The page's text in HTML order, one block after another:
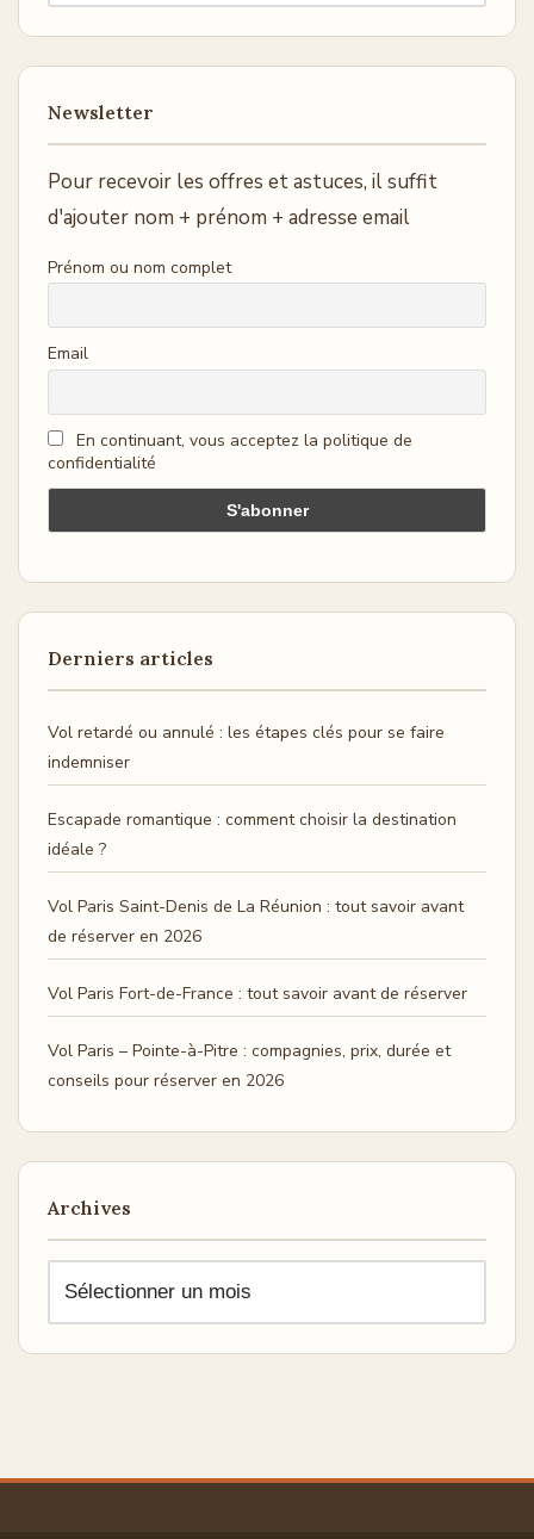
Newsletter
Pour recevoir les offres et astuces, il suffit
d'ajouter nom + prénom + adresse email
Prénom ou nom complet
Email
En continuant, vous acceptez la politique de
confidentialité
Derniers articles
Vol retardé ou annulé : les étapes clés pour se faire
indemniser
Escapade romantique : comment choisir la destination
idéale ?
Vol Paris Saint-Denis de La Réunion : tout savoir avant
de réserver en 2026
Vol Paris Fort-de-France : tout savoir avant de réserver
Vol Paris – Pointe-à-Pitre : compagnies, prix, durée et
conseils pour réserver en 2026
Archives